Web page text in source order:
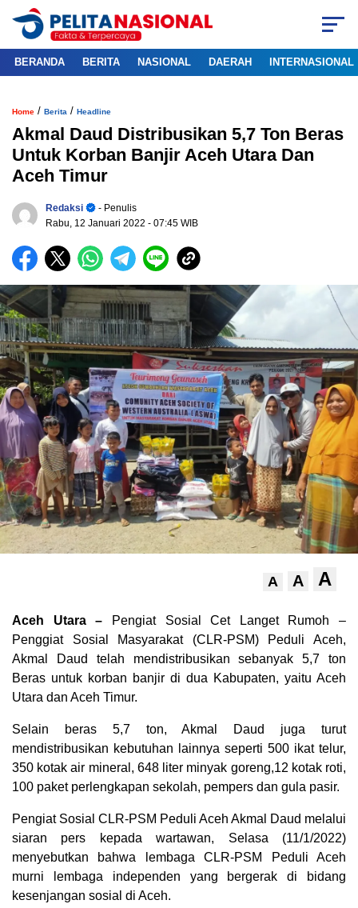
BERANDA BERITA NASIONAL DAERAH INTERNASIONAL
Home / Berita / Headline
Akmal Daud Distribusikan 5,7 Ton Beras
Untuk Korban Banjir Aceh Utara Dan
Aceh Timur
Redaksi
- Penulis
Rabu, 12 Januari 2022 - 07:45 WIB
A A A
Aceh Utara – Pengiat Sosial Cet Langet Rumoh –
Penggiat Sosial Masyarakat (CLR-PSM) Peduli Aceh,
Akmal Daud telah mendistribusikan sebanyak 5,7 ton
Beras untuk korban banjir di dua Kabupaten, yaitu Aceh
Utara dan Aceh Timur.
Selain beras 5,7 ton, Akmal Daud juga turut
mendistribusikan kebutuhan lainnya seperti 500 ikat telur,
350 kotak air mineral, 648 liter minyak goreng,12 kotak roti,
100 paket perlengkapan sekolah, pempers dan gula pasir.
Pengiat Sosial CLR-PSM Peduli Aceh Akmal Daud melalui
siaran pers kepada wartawan, Selasa (11/1/2022)
menyebutkan bahwa lembaga CLR-PSM Peduli Aceh
murni lembaga independen yang bergerak di bidang
kesenjangan sosial di Aceh.